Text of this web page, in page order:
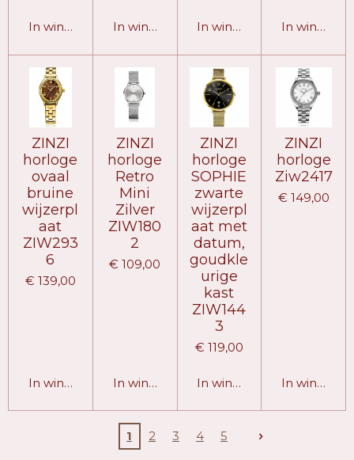
In winkelwagenIn winkelwagenIn winkelwagen
In
ZINZI
horloge
ovaal
bruine
wijzerpl
aat
ZIW293
6
€ 139,00
In winkelwagen
ZINZI
horloge
Retro
Mini
Zilver
ZIW180
2
€ 109,00
In winkelwagen
ZINZI
horloge
SOPHIE
zwarte
wijzerpl
aat met
datum,
goudkle
urige
kast
ZIW144
3
€ 119,00
In winkelwagen
ZINZI
horloge
Ziw2417
€ 149,00
In
1 2 3 4 5